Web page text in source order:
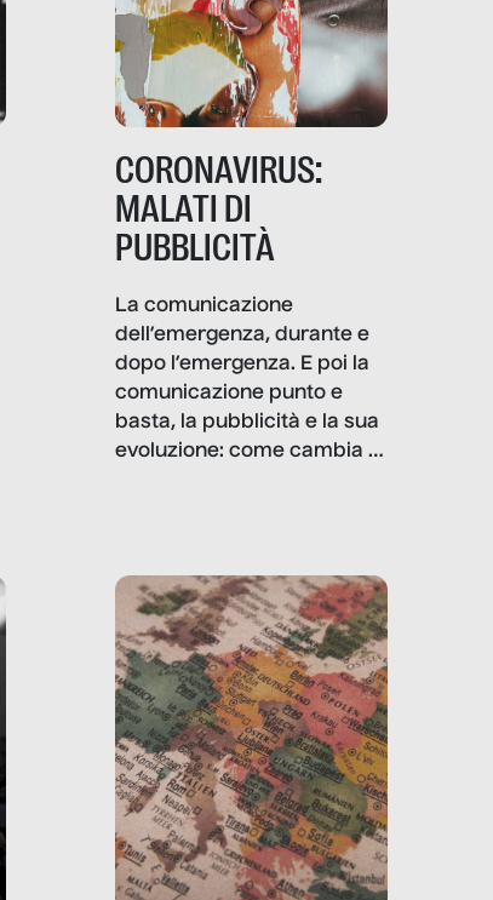
CORONAVIRUS:
MALATI DI
PUBBLICITÀ
La comunicazione
dell’emergenza, durante e
dopo l’emergenza. E poi la
comunicazione punto e
basta, la pubblicità e la sua
evoluzione: come cambia il